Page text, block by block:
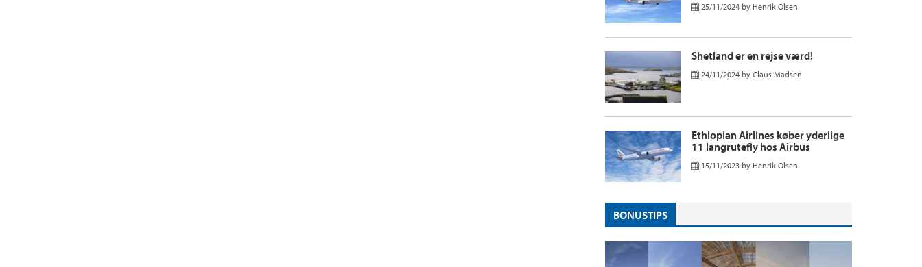
25/11/2024 by Henrik Olsen
Shetland er en rejse værd!
24/11/2024 by Claus Madsen
Ethiopian Airlines køber yderlige
11 langrutefly hos Airbus
15/11/2023 by Henrik Olsen
BONUSTIPS